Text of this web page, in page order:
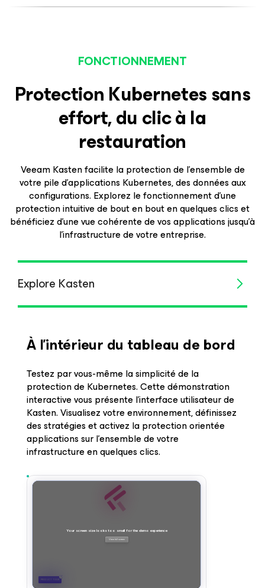
FONCTIONNEMENT
Protection Kubernetes sans
effort, du clic à la
restauration
Veeam Kasten facilite la protection de l’ensemble de
votre pile d’applications Kubernetes, des données aux
configurations. Explorez le fonctionnement d’une
protection intuitive de bout en bout en quelques clics et
bénéficiez d’une vue cohérente de vos applications jusqu’à
l’infrastructure de votre entreprise.
Explore Kasten
À l’intérieur du tableau de bord
Testez par vous-même la simplicité de la
protection de Kubernetes. Cette démonstration
interactive vous présente l’interface utilisateur de
Kasten. Visualisez votre environnement, définissez
des stratégies et activez la protection orientée
applications sur l’ensemble de votre
infrastructure en quelques clics.